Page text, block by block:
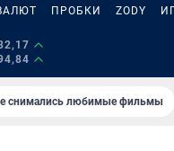
ПРОБКИ ZODY
снимались любимые фильмы